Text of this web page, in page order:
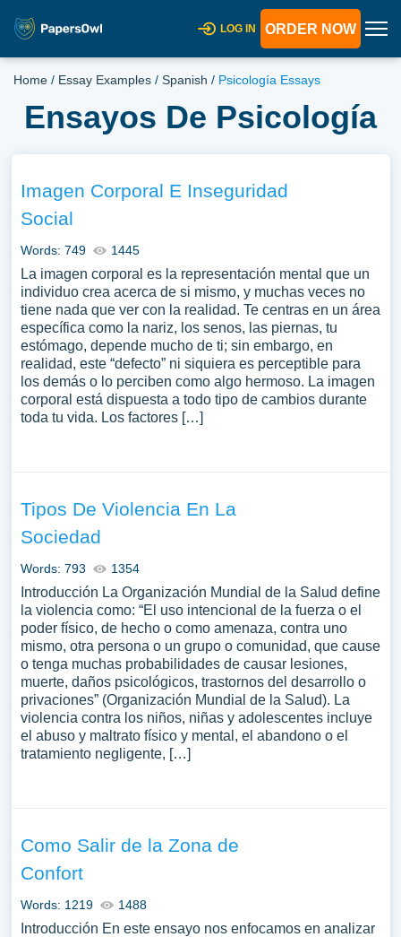
LOG IN ORDER NOW
Home / Essay Examples / Spanish / Psicología Essays
Ensayos De Psicología
Imagen Corporal E Inseguridad
Social
Words: 749 1445
La imagen corporal es la representación mental que un
individuo crea acerca de si mismo, y muchas veces no
tiene nada que ver con la realidad. Te centras en un área
específica como la nariz, los senos, las piernas, tu
estómago, depende mucho de ti; sin embargo, en
realidad, este “defecto” ni siquiera es perceptible para
los demás o lo perciben como algo hermoso. La imagen
corporal está dispuesta a todo tipo de cambios durante
toda tu vida. Los factores […]
Tipos De Violencia En La
Sociedad
Words: 793 1354
Introducción La Organización Mundial de la Salud define
la violencia como: “El uso intencional de la fuerza o el
poder físico, de hecho o como amenaza, contra uno
mismo, otra persona o un grupo o comunidad, que cause
o tenga muchas probabilidades de causar lesiones,
muerte, daños psicológicos, trastornos del desarrollo o
privaciones” (Organización Mundial de la Salud). La
violencia contra los niños, niñas y adolescentes incluye
el abuso y maltrato físico y mental, el abandono o el
tratamiento negligente, […]
Como Salir de la Zona de
Confort
Words: 1219 1488
Introducción En este ensayo nos enfocamos en analizar